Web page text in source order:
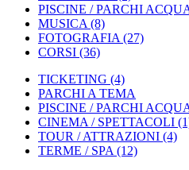
PISCINE / PARCHI
MUSICA (8)
FOTOGRAFIA (27)
CORSI (36)
TICKETING (4)
PARCHI A TEMA
PISCINE / PARCHI
CINEMA / SPETTACOLI
TOUR / ATTRAZIONI (4)
TERME / SPA (12)